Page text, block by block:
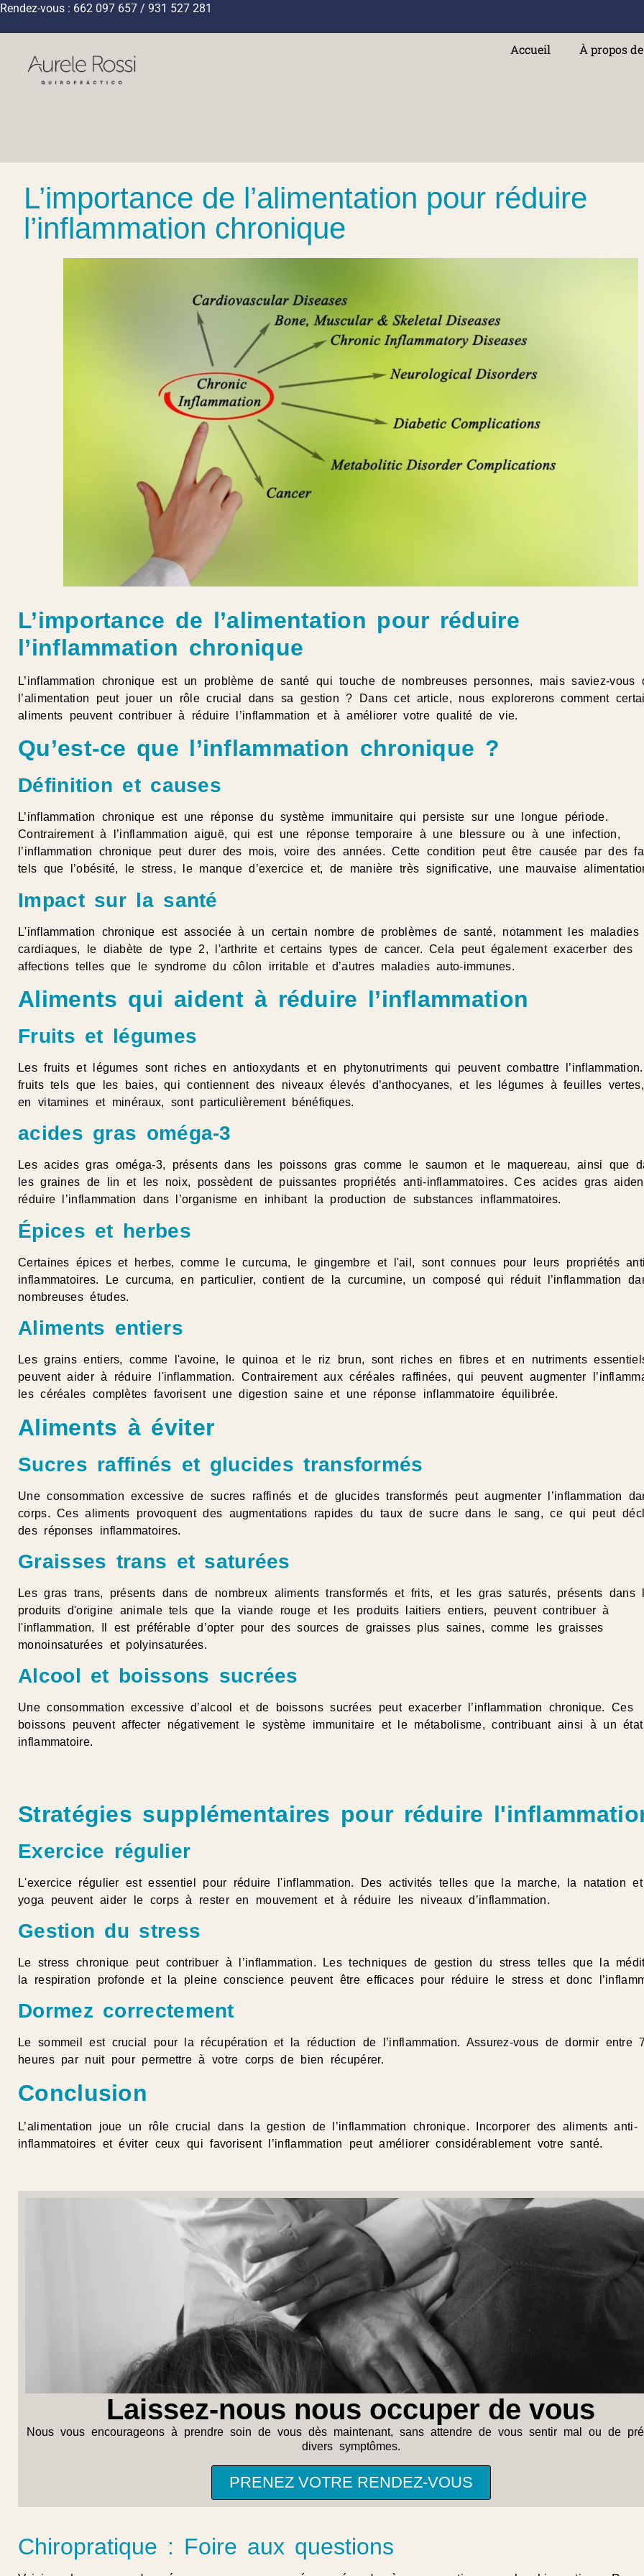
Rendez-vous : 662 097 657 / 931 527 281
Accueil À propos
L’importance de l’alimentation pour réduire
l’inflammation chronique
L’importance de l’alimentation pour réduire
l’inflammation chronique
L’inflammation chronique est un problème de santé qui touche de nombreuses personnes, mais saviez-vous
l’alimentation peut jouer un rôle crucial dans sa gestion ? Dans cet article, nous explorerons comment
aliments peuvent contribuer à réduire l’inflammation et à améliorer votre qualité de vie.
Qu’est-ce que l’inflammation chronique ?
Définition et causes
L’inflammation chronique est une réponse du système immunitaire qui persiste sur une longue période.
Contrairement à l’inflammation aiguë, qui est une réponse temporaire à une blessure ou à une infection,
l’inflammation chronique peut durer des mois, voire des années. Cette condition peut être causée par des
tels que l’obésité, le stress, le manque d’exercice et, de manière très significative, une mauvaise
Impact sur la santé
L'inflammation chronique est associée à un certain nombre de problèmes de santé, notamment les maladies
cardiaques, le diabète de type 2, l'arthrite et certains types de cancer. Cela peut également exacerber des
affections telles que le syndrome du côlon irritable et d’autres maladies auto-immunes.
Aliments qui aident à réduire l’inflammation
Fruits et légumes
Les fruits et légumes sont riches en antioxydants et en phytonutriments qui peuvent combattre
fruits tels que les baies, qui contiennent des niveaux élevés d’anthocyanes, et les légumes à feuilles
en vitamines et minéraux, sont particulièrement bénéfiques.
acides gras oméga-3
Les acides gras oméga-3, présents dans les poissons gras comme le saumon et le maquereau, ainsi que
les graines de lin et les noix, possèdent de puissantes propriétés anti-inflammatoires. Ces acides gras
réduire l’inflammation dans l’organisme en inhibant la production de substances inflammatoires.
Épices et herbes
Certaines épices et herbes, comme le curcuma, le gingembre et l'ail, sont connues pour leurs propriétés
inflammatoires. Le curcuma, en particulier, contient de la curcumine, un composé qui réduit l’inflammation
nombreuses études.
Aliments entiers
Les grains entiers, comme l'avoine, le quinoa et le riz brun, sont riches en fibres et en nutriments
peuvent aider à réduire l'inflammation. Contrairement aux céréales raffinées, qui peuvent augmenter
les céréales complètes favorisent une digestion saine et une réponse inflammatoire équilibrée.
Aliments à éviter
Sucres raffinés et glucides transformés
Une consommation excessive de sucres raffinés et de glucides transformés peut augmenter l’inflammation
corps. Ces aliments provoquent des augmentations rapides du taux de sucre dans le sang, ce qui peut
des réponses inflammatoires.
Graisses trans et saturées
Les gras trans, présents dans de nombreux aliments transformés et frits, et les gras saturés, présents dans
produits d'origine animale tels que la viande rouge et les produits laitiers entiers, peuvent contribuer à
l'inflammation. Il est préférable d’opter pour des sources de graisses plus saines, comme les graisses
monoinsaturées et polyinsaturées.
Alcool et boissons sucrées
Une consommation excessive d’alcool et de boissons sucrées peut exacerber l’inflammation chronique. Ces
boissons peuvent affecter négativement le système immunitaire et le métabolisme, contribuant ainsi à un état
inflammatoire.
Stratégies supplémentaires pour réduire
Exercice régulier
L'exercice régulier est essentiel pour réduire l'inflammation. Des activités telles que la marche, la natation
yoga peuvent aider le corps à rester en mouvement et à réduire les niveaux d’inflammation.
Gestion du stress
Le stress chronique peut contribuer à l’inflammation. Les techniques de gestion du stress telles que la
la respiration profonde et la pleine conscience peuvent être efficaces pour réduire le stress et donc
Dormez correctement
Le sommeil est crucial pour la récupération et la réduction de l’inflammation. Assurez-vous de dormir entre
heures par nuit pour permettre à votre corps de bien récupérer.
Conclusion
L’alimentation joue un rôle crucial dans la gestion de l’inflammation chronique. Incorporer des aliments anti-
inflammatoires et éviter ceux qui favorisent l’inflammation peut améliorer considérablement votre santé.
Laissez-nous nous occuper de vous
Nous vous encourageons à prendre soin de vous dès maintenant, sans attendre de vous sentir mal ou de
divers symptômes.
PRENEZ VOTRE RENDEZ-VOUS
Chiropratique : Foire aux questions
“J'ai commencé à souffrir d'un
de capsulite de l'épaule et non
en ressortez rafraîchi et